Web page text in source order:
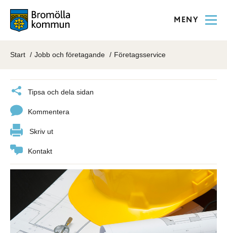
MENY
Start Jobb och företagande Företagsservice
Tipsa och dela sidan
Kommentera
Skriv ut
Kontakt